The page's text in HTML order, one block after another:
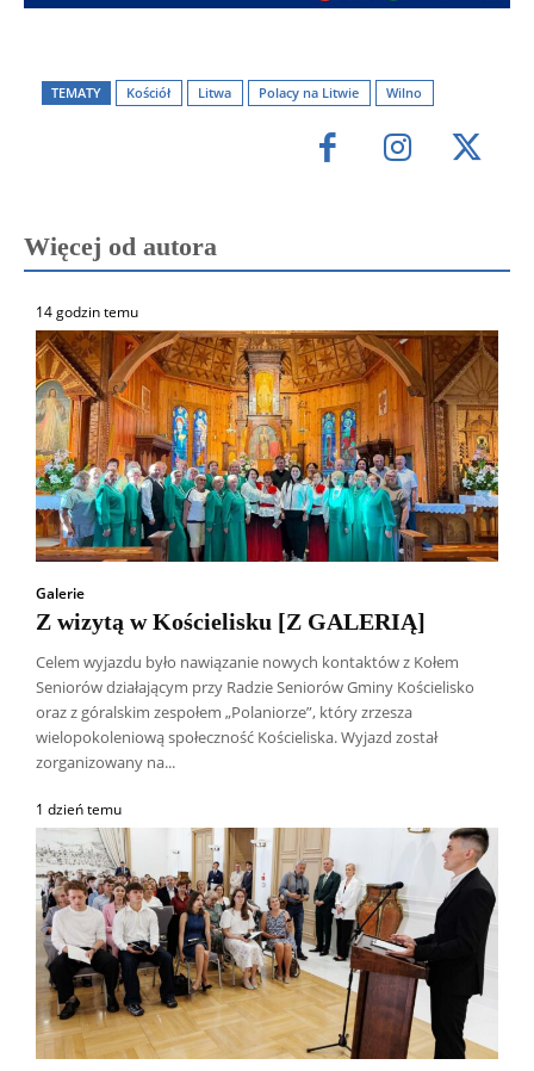
TEMATY Kościół Litwa Polacy na Litwie Wilno
Więcej od autora
14 godzin temu
Galerie
Z wizytą w Kościelisku [Z GALERIĄ]
Celem wyjazdu było nawiązanie nowych kontaktów z Kołem
Seniorów działającym przy Radzie Seniorów Gminy Kościelisko
oraz z góralskim zespołem „Polaniorze”, który zrzesza
wielopokoleniową społeczność Kościeliska. Wyjazd został
zorganizowany na...
1 dzień temu